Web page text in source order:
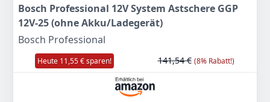
59 89 €
UVP:89,99 €
Bosch Professional 12V System Astschere GGP
12V-25 (ohne Akku/Ladegerät)
Bosch Professional
Heute 11,55 € sparen! 141,54 € (8% Rabatt!)